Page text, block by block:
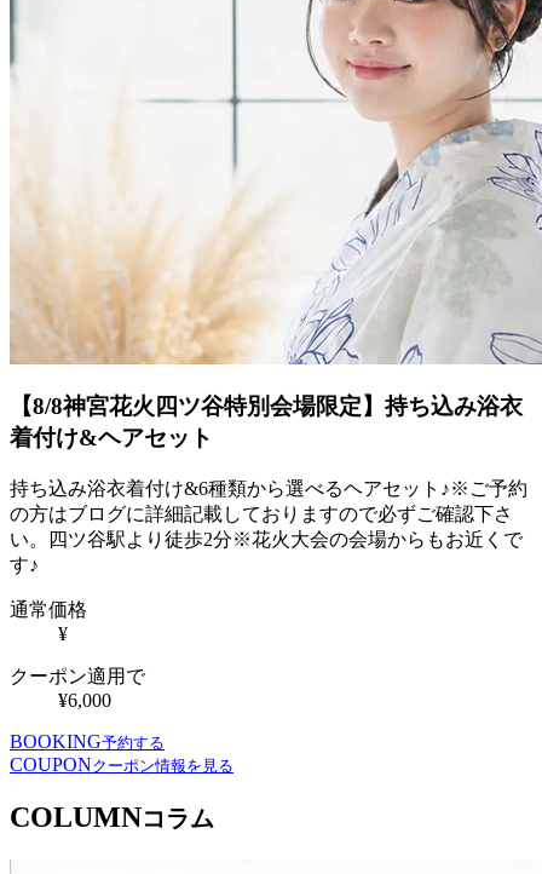
【8/8神宮花火四ツ谷特別会場限定】持ち込み浴衣
着付け&ヘアセット
持ち込み浴衣着付け&6種類から選べるヘアセット♪※ご予約
の方はブログに詳細記載しておりますので必ずご確認下さ
い。四ツ谷駅より徒歩2分※花火大会の会場からもお近くで
す♪
通常価格
¥
クーポン適用で
¥6,000
BOOKING予約する
COUPONクーポン情報を見る
COLUMNコラム